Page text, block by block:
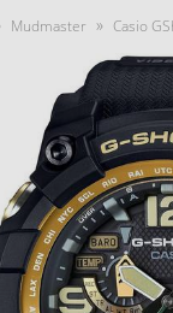
Mudmaster » Casio